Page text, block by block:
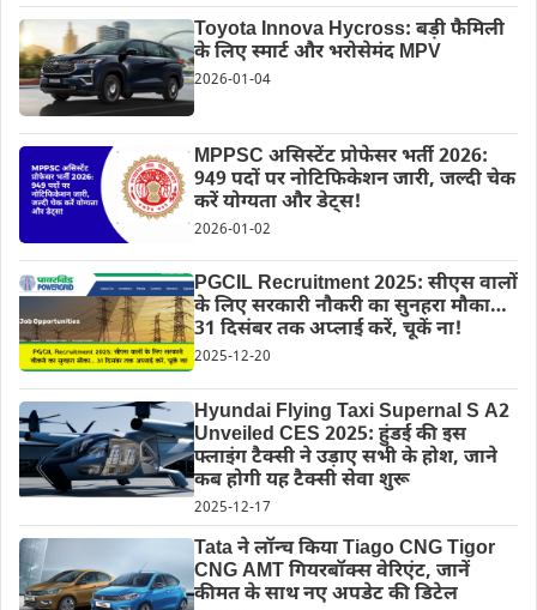
Toyota Innova Hycross: बड़ी फैमिली
के लिए स्मार्ट और भरोसेमंद MPV
2026-01-04
MPPSC असिस्टेंट प्रोफेसर भर्ती 2026:
949 पदों पर नोटिफिकेशन जारी, जल्दी चेक
करें योग्यता और डेट्स!
2026-01-02
PGCIL Recruitment 2025: सीएस वालों
के लिए सरकारी नौकरी का सुनहरा मौका…
31 दिसंबर तक अप्लाई करें, चूकें ना!
2025-12-20
Hyundai Flying Taxi Supernal S A2
Unveiled CES 2025: हुंडई की इस
फ्लाइंग टैक्सी ने उड़ाए सभी के होश, जाने
कब होगी यह टैक्सी सेवा शुरू
2025-12-17
Tata ने लॉन्च किया Tiago CNG Tigor
CNG AMT गियरबॉक्स वेरिएंट, जानें
कीमत के साथ नए अपडेट की डिटेल